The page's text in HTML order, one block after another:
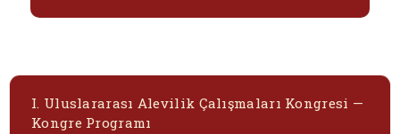
I. Uluslararası Alevilik Çalışmaları Kongresi —
Kongre Programı